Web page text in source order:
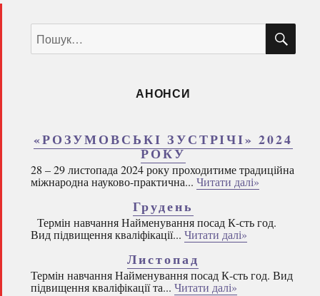
за
запитом:
АНОНСИ
«РОЗУМОВСЬКІ ЗУСТРІЧІ» 2024
РОКУ
28 – 29 листопада 2024 року проходитиме традиційна
міжнародна науково-практична... Читати далі»
Грудень
Термін навчання Найменування посад К-сть год.
Вид підвищення кваліфікації... Читати далі»
Листопад
Термін навчання Найменування посад К-сть год. Вид
підвищення кваліфікації та... Читати далі»